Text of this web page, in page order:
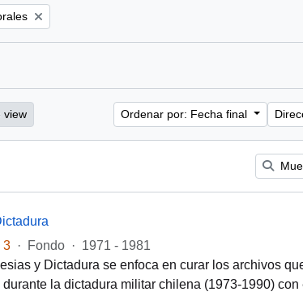
view Ordenar por: Fecha final
3
· Fondo · 1971 - 1981
y Dictadura se enfoca en curar los archivos
durante la dictadura militar chilena (1973-1990)